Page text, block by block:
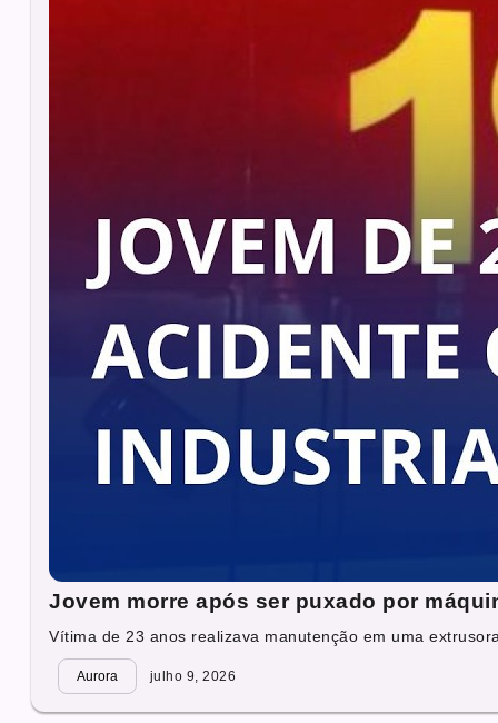
Jovem morre após ser puxado por
Vítima de 23 anos realizava manutenção em uma
Aurora julho 9, 2026